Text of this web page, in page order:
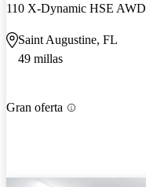
110 X-Dynamic HSE AWD
Saint Augustine, FL
49 millas
Gran oferta